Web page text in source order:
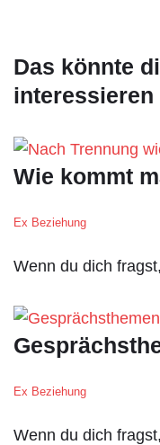
Das könnte
interessieren
Wie kommt
Ex Beziehung
Wenn du dich
Ex Beziehung
Wenn du dich